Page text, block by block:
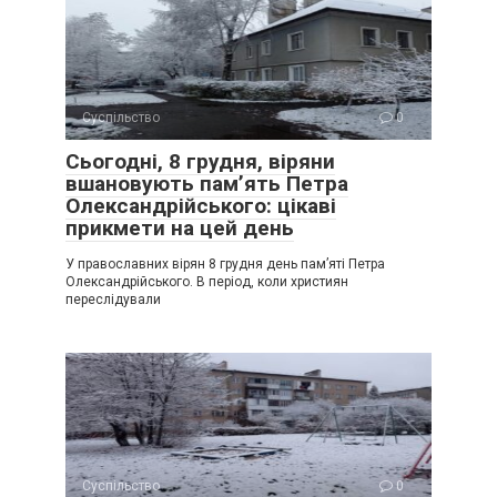
Невигадані історій про позбавлення по молитвам безліч . І
практично всі вони можуть характеризуватися словом
Суспільство 0
Сьогодні, 8 грудня, віряни
вшановують пам’ять Петра
Олександрійського: цікаві
прикмети на цей день
У православних вірян 8 грудня день пам’яті Петра
Олександрійського. В період, коли християн
переслідували
Суспільство 0